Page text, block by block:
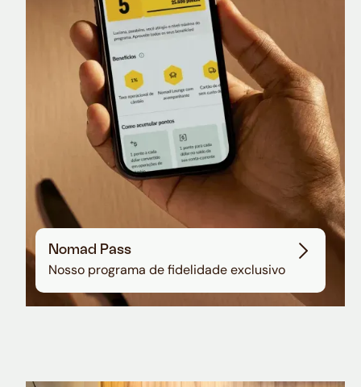
Sala VIP no Aeroporto de Guarulhos
Nomad Pass
Nosso programa de fidelidade exclusivo